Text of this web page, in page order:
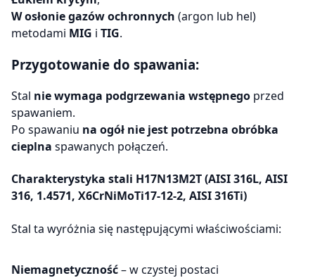
W osłonie gazów ochronnych (argon lub hel)
metodami MIG i TIG.
Przygotowanie do spawania:
Stal nie wymaga podgrzewania wstępnego przed
spawaniem.
Po spawaniu na ogół nie jest potrzebna obróbka
cieplna spawanych połączeń.
Charakterystyka stali H17N13M2T (AISI 316L, AISI
316, 1.4571, X6CrNiMoTi17-12-2, AISI 316Ti)
Stal ta wyróżnia się następującymi właściwościami:
Niemagnetyczność– w czystej postaci